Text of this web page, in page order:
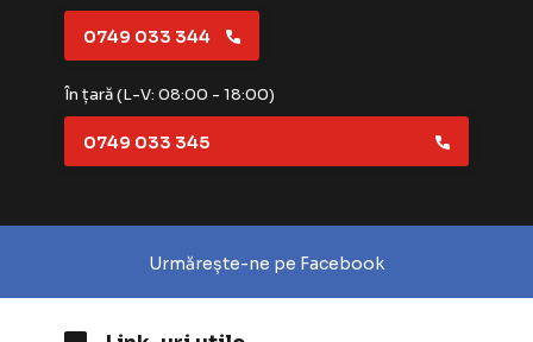
0749 033 344
În țară (L-V: 08:00 - 18:00)
0749 033 345
Urmărește-ne pe Facebook